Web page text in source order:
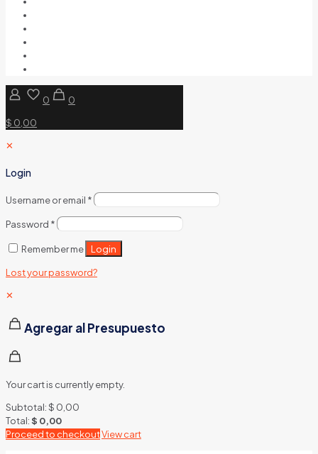
0
0
$ 0,00
✕
Login
Username or email *
Password *
Remember me Login
Lost your password?
✕
Agregar al Presupuesto
Your cart is currently empty.
Subtotal:$ 0,00
Total:$ 0,00
Proceed to checkoutView cart